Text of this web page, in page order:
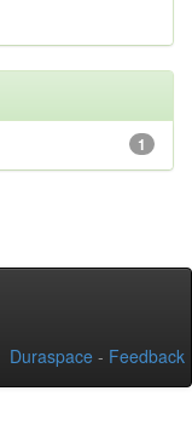
1
Duraspace - Feedback